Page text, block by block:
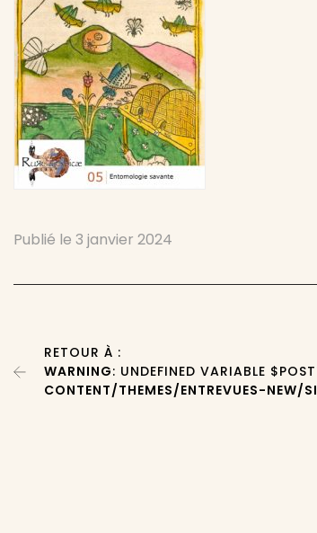
Publié le3 janvier 2024
RETOUR À :
WARNING: UNDEFINED VARIABLE
CONTENT/THEMES/ENTREVUES-NEW/